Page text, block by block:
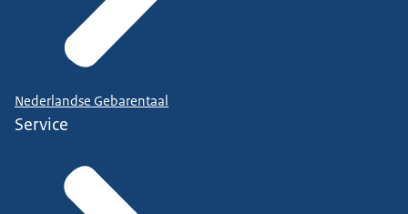
Nederlandse Gebarentaal
Service